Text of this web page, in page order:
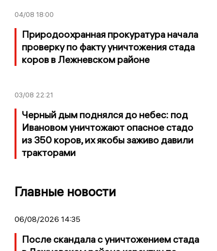
04/08 18:00
Природоохранная прокуратура начала
проверку по факту уничтожения стада
коров в Лежневском районе
03/08 22:21
Черный дым поднялся до небес: под
Ивановом уничтожают опасное стадо
из 350 коров, их якобы заживо давили
тракторами
Главные новости
06/08/2026 14:35
После скандала с уничтожением стада